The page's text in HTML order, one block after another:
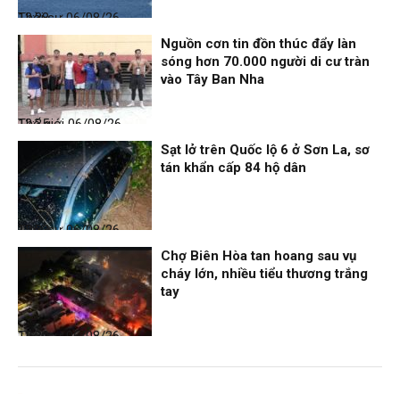
Thời sự
06/08/26, 12:38
Thế giới
06/08/26, 12:35
Nguồn cơn tin đồn thúc đẩy làn
sóng hơn 70.000 người di cư tràn
vào Tây Ban Nha
Thời sự
06/08/26, 12:33
Sạt lở trên Quốc lộ 6 ở Sơn La, sơ
tán khẩn cấp 84 hộ dân
Thời sự
06/08/26, 12:30
Chợ Biên Hòa tan hoang sau vụ
cháy lớn, nhiều tiểu thương trắng
tay